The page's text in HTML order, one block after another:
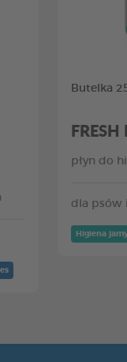
Butelka
płyn do
dla psów
Higiena